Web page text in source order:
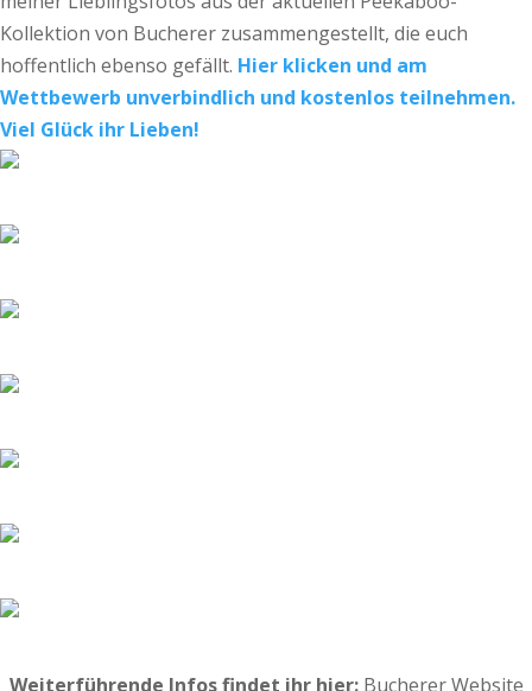
Kollektion von Bucherer zusammengestellt, die euch
hoffentlich ebenso gefällt. Hier klicken und am
Wettbewerb unverbindlich und kostenlos teilnehmen.
Viel Glück ihr Lieben!
Weiterführende Infos findet ihr hier: Bucherer Website